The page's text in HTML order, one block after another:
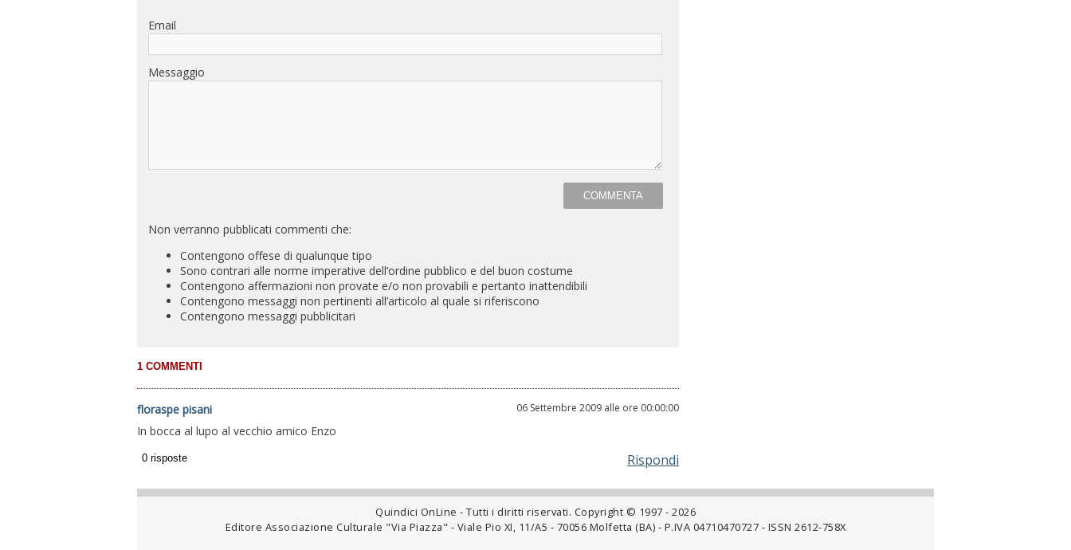
Email
Messaggio
Non verranno pubblicati commenti che:
Contengono offese di qualunque tipo
Sono contrari alle norme imperative dell’ordine pubblico e del buon costume
Contengono affermazioni non provate e/o non provabili e pertanto inattendibili
Contengono messaggi non pertinenti all’articolo al quale si riferiscono
Contengono messaggi pubblicitari
floraspe pisani 06 Settembre 2009 alle ore 00:00:00
In bocca al lupo al vecchio amico Enzo
Rispondi
Quindici OnLine - Tutti i diritti riservati. Copyright © 1997 - 2026
Editore Associazione Culturale "Via Piazza" - Viale Pio XI, 11/A5 - 70056 Molfetta (BA) - P.IVA 04710470727 - ISSN 2612-758X